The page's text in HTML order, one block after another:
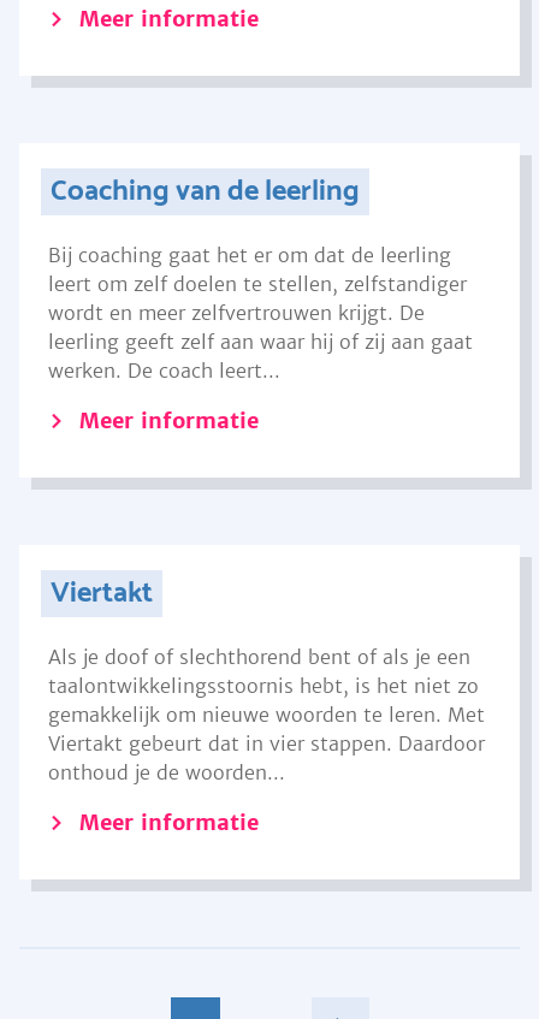
Meer informatie
Coaching van de leerling
Bij coaching gaat het er om dat de leerling
leert om zelf doelen te stellen, zelfstandiger
wordt en meer zelfvertrouwen krijgt. De
leerling geeft zelf aan waar hij of zij aan gaat
werken. De coach leert...
Meer informatie
Viertakt
Als je doof of slechthorend bent of als je een
taalontwikkelingsstoornis hebt, is het niet zo
gemakkelijk om nieuwe woorden te leren. Met
Viertakt gebeurt dat in vier stappen. Daardoor
onthoud je de woorden...
Meer informatie